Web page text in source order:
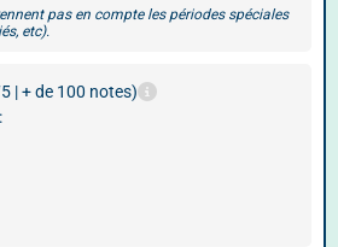
pas en compte les périodes spéciales
etc).
| + de 100 notes)